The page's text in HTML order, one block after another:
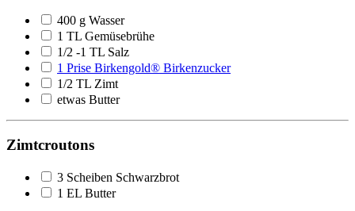
400 g Wasser
1 TL Gemüsebrühe
1/2 -1 TL Salz
1 Prise Birkengold® Birkenzucker
1/2 TL Zimt
etwas Butter
Zimtcroutons
3 Scheiben Schwarzbrot
1 EL Butter